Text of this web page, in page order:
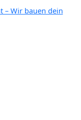
– Wir bauen dein